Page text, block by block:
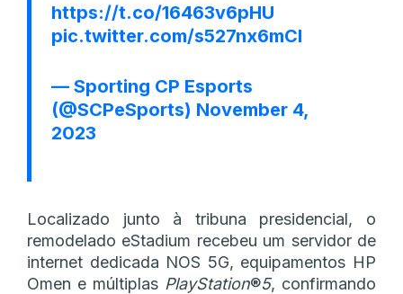
https://t.co/16463v6pHU
pic.twitter.com/s527nx6mCl
— Sporting CP Esports
(@SCPeSports) November 4,
2023
Localizado junto à tribuna presidencial, o
remodelado eStadium recebeu um servidor de
internet dedicada NOS 5G, equipamentos HP
Omen e múltiplas PlayStation®5, confirmando